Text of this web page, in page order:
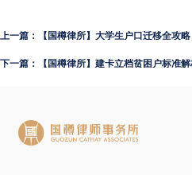
上一篇：【国樽律所】大学生户口迁移全攻
下一篇：【国樽律所】建卡立档贫困户标准